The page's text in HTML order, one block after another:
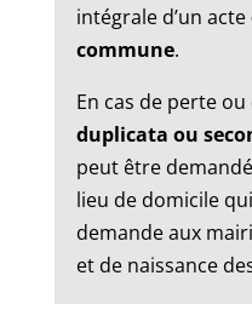
intégrale d’un acte
commune.
En cas de perte
duplicata ou
peut être
lieu de domicile
demande aux
et de naissance